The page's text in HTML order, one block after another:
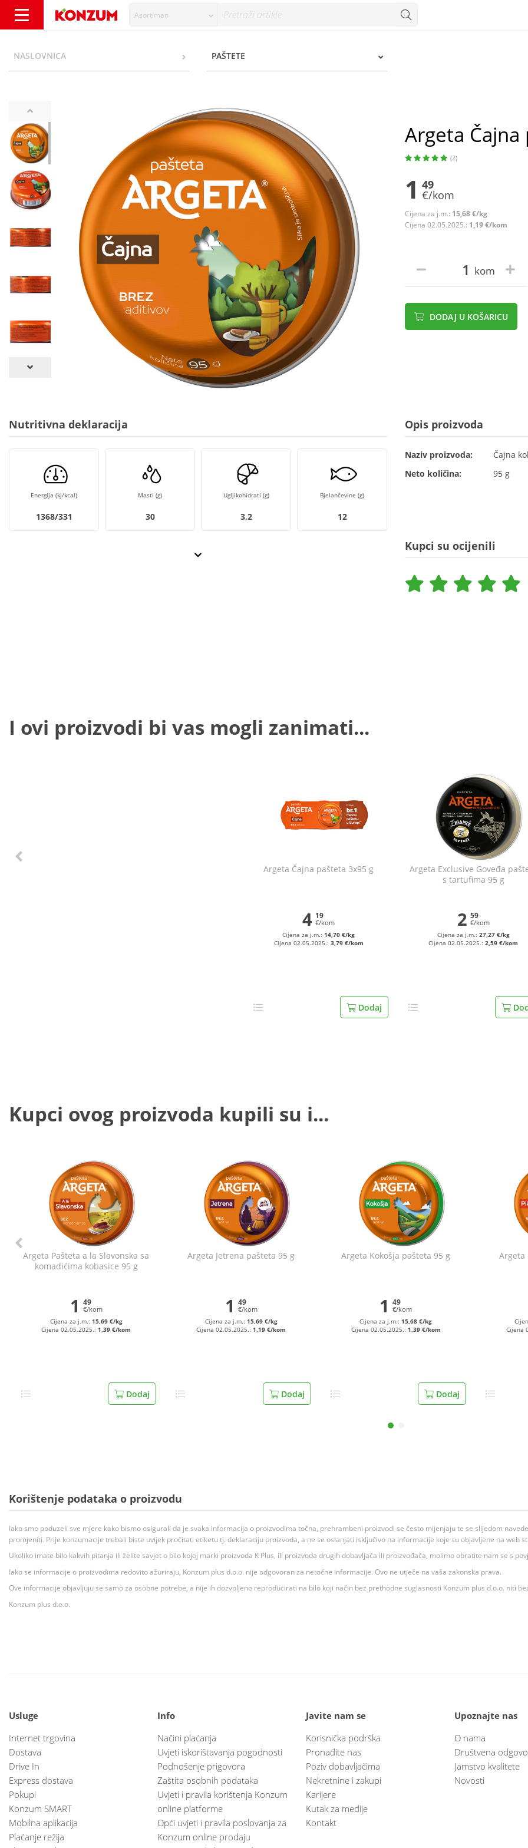
Asortiman
NASLOVNICA PAŠTETE
Argeta
(2)
1 49
€/kom
Cijena za j.m.: 15,68 €/kg
Cijena 02.05.2025.: 1,19 €/kom
kom
DODAJ U KOŠARICU
Nutritivna deklaracija
Energija (kJ/kcal)
1368/331
Masti (g)
30
Ugljikohidrati (g)
3,2
Bjelančevine (g)
12
Opis proizvoda
Naziv proizvoda:
Čajna
Neto količina:
95 g
Kupci su ocijenili
I ovi proizvodi bi vas mogli zanimati...
Argeta Čajna pašteta 3x95 g
4 19
€/kom
Cijena za j.m.:14,70 €/kg
Cijena 02.05.2025.: 3,79 €/kom
Dodaj
Argeta Exclusive Goveđa
s tartufima 95 g
2 59
€/kom
Cijena za j.m.: 27,27 €/kg
Cijena 02.05.2025.:2,59 €/kom
Kupci ovog proizvoda kupili su i...
Argeta Pašteta a la Slavonska sa
komadićima kobasice 95 g
1 49
€/kom
Cijena za j.m.: 15,69 €/kg
Cijena 02.05.2025.:1,39 €/kom
Dodaj
Argeta Jetrena pašteta 95 g
1 49
€/kom
Cijena za j.m.: 15,69 €/kg
Cijena 02.05.2025.:1,19 €/kom
Dodaj
Argeta Kokošja pašteta 95 g
1 49
€/kom
Cijena za j.m.:15,68 €/kg
Cijena 02.05.2025.: 1,39 €/kom
Dodaj
Argeta
Cijena
Korištenje podataka o proizvodu
Iako smo poduzeli sve mjere kako bismo osigurali da je svaka informacija o proizvodima točna, prehrambeni proizvodi se često mijenjaju te se slijedom
promjeniti. Prije konzumacije trebali biste uvijek pročitati etiketu tj. deklaraciju proizvoda, a ne se oslanjati isključivo na informacije koje su objavljene na web
Ukoliko imate bilo kakvih pitanja ili želite savjet o bilo kojoj marki proizvoda K Plus, ili proizvoda drugih dobavljača ili proizvođača, molimo obratite nam se s
Iako se informacije o proizvodima redovito ažuriraju, Konzum plus d.o.o. nije odgovoran za netočne informacije. Ovo ne utječe na vaša zakonska prava.
Ove informacije objavljuju se samo za osobne potrebe, a nije ih dozvoljeno reproducirati na bilo koji način bez prethodne suglasnosti Konzum plus d.o.o. niti
Konzum plus d.o.o.
Usluge
Internet trgovina
Dostava
Drive In
Express dostava
Pokupi
Konzum SMART
Mobilna aplikacija
Plaćanje režija
Info
Načini plaćanja
Uvjeti iskorištavanja pogodnosti
Podnošenje prigovora
Zaštita osobnih podataka
Uvjeti i pravila korištenja Konzum
online platforme
Opći uvjeti i pravila poslovanja za
Konzum online prodaju
Javite nam se
Korisnička podrška
Pronađite nas
Poziv dobavljačima
Nekretnine i zakupi
Karijere
Kutak za medije
Kontakt
Upoznajte nas
O nama
Društvena
Jamstvo kvalitete
Novosti